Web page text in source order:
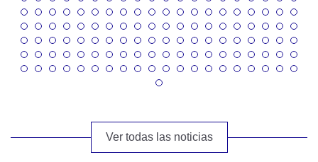
Ver todas las noticias